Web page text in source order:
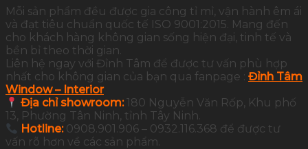
Mỗi sản phẩm đều được gia công tỉ mỉ, vận hành êm ái
và đạt tiêu chuẩn quốc tế ISO 9001:2015. Mang đến
cho khách hàng không gian sống hiện đại, tinh tế và
bền bỉ theo thời gian.
Liên hệ ngay với Đỉnh Tâm để được tư vấn phù hợp
nhất cho không gian của bạn qua fanpage : Đỉnh Tâm
Window – Interior
Địa chỉ showroom:180 Nguyễn Văn Rốp, Khu phố
13, Phường Tân Ninh, tỉnh Tây Ninh.
Hotline: 0908.901.906 – 0932.116.368 để được tư
vấn rõ hơn về các sản phẩm.